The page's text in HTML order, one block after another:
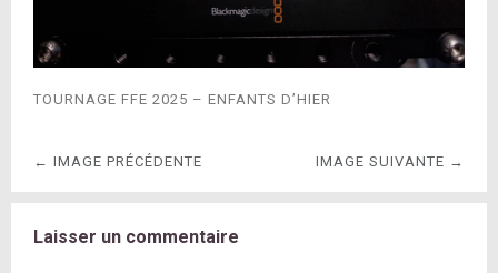
TOURNAGE FFE 2025 – ENFANTS D’HIER
← IMAGE PRÉCÉDENTE IMAGE SUIVANTE →
Laisser un commentaire